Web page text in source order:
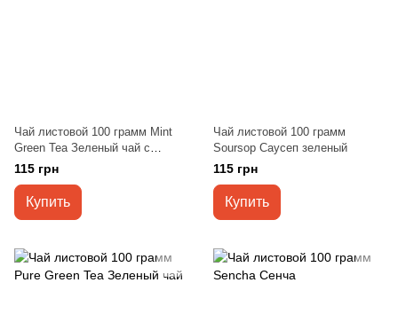
Чай листовой 100 грамм Mint
Green Tea Зеленый чай с
мятой
115 грн
Купить
Чай листовой 100 грамм
Soursop Саусеп зеленый
115 грн
Купить